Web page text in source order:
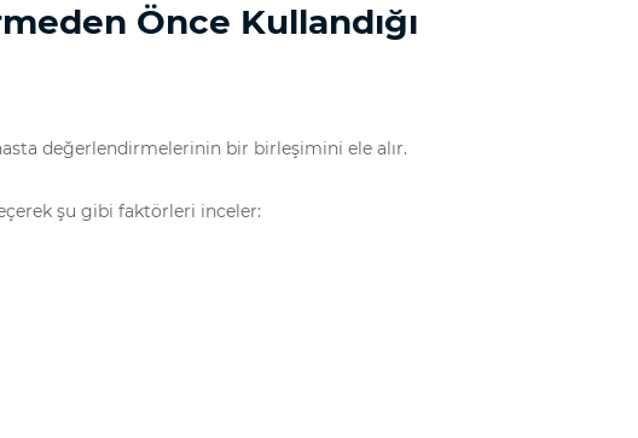
Önce Kullandığı
değerlendirmelerinin bir birleşimini ele alır.
şu gibi faktörleri inceler: